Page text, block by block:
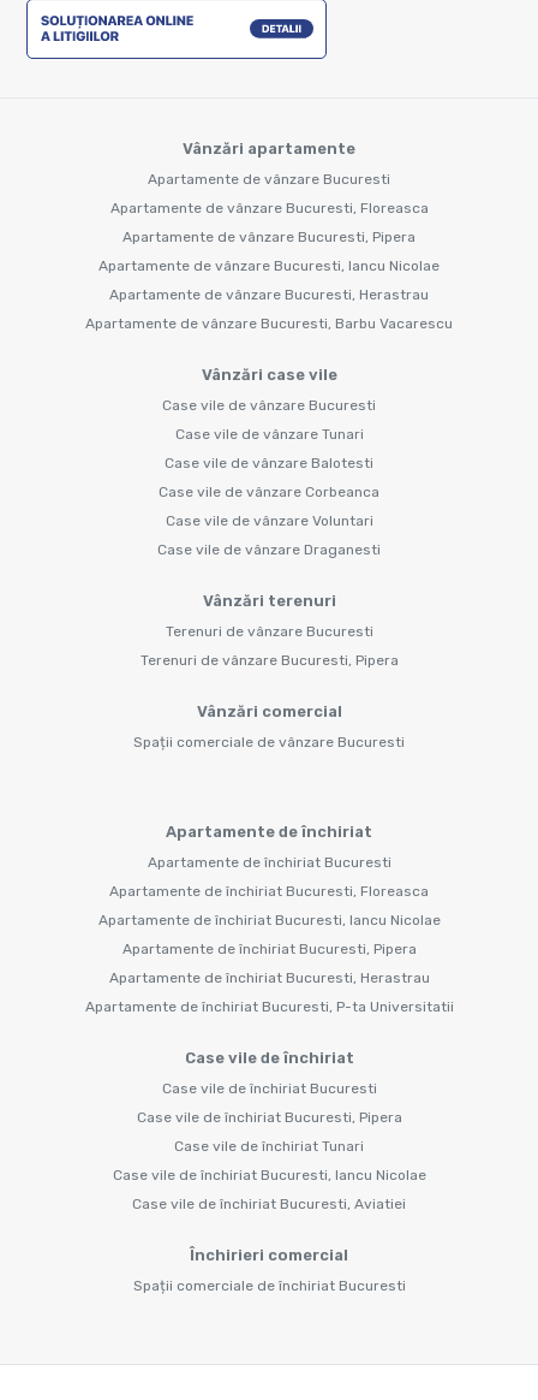
Vânzări apartamente
Apartamente de vânzare Bucuresti
Apartamente de vânzare Bucuresti, Floreasca
Apartamente de vânzare Bucuresti, Pipera
Apartamente de vânzare Bucuresti, Iancu Nicolae
Apartamente de vânzare Bucuresti, Herastrau
Apartamente de vânzare Bucuresti, Barbu Vacarescu
Vânzări case vile
Case vile de vânzare Bucuresti
Case vile de vânzare Tunari
Case vile de vânzare Balotesti
Case vile de vânzare Corbeanca
Case vile de vânzare Voluntari
Case vile de vânzare Draganesti
Vânzări terenuri
Terenuri de vânzare Bucuresti
Terenuri de vânzare Bucuresti, Pipera
Vânzări comercial
Spații comerciale de vânzare Bucuresti
Apartamente de închiriat
Apartamente de închiriat Bucuresti
Apartamente de închiriat Bucuresti, Floreasca
Apartamente de închiriat Bucuresti, Iancu Nicolae
Apartamente de închiriat Bucuresti, Pipera
Apartamente de închiriat Bucuresti, Herastrau
Apartamente de închiriat Bucuresti, P-ta Universitatii
Case vile de închiriat
Case vile de închiriat Bucuresti
Case vile de închiriat Bucuresti, Pipera
Case vile de închiriat Tunari
Case vile de închiriat Bucuresti, Iancu Nicolae
Case vile de închiriat Bucuresti, Aviatiei
Închirieri comercial
Spații comerciale de închiriat Bucuresti